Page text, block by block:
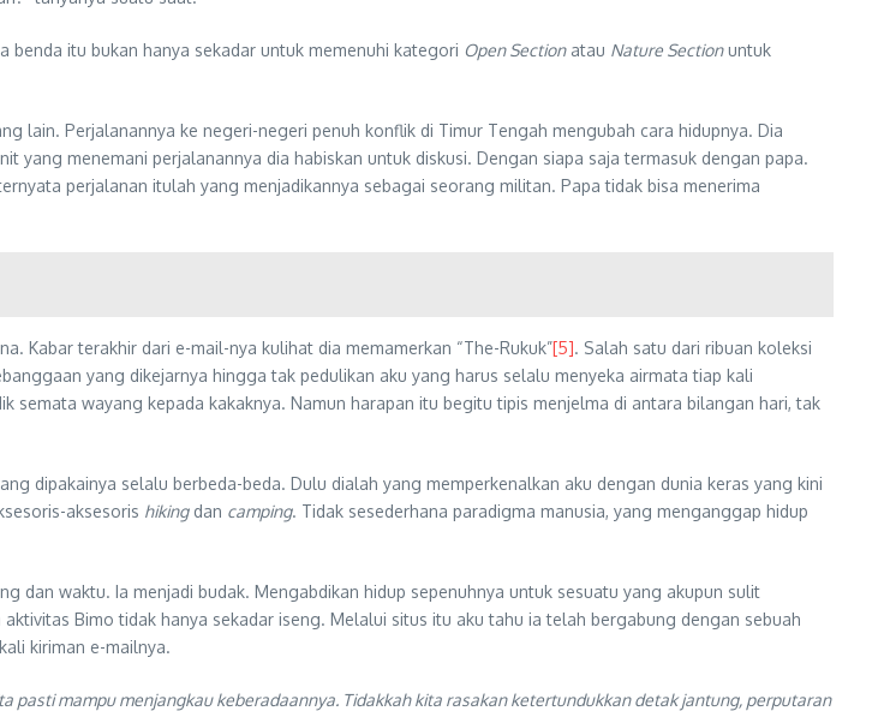
benda itu bukan hanya sekadar untuk memenuhi kategori Open Sectionatau Nature Sectionuntuk
lain. Perjalanannya ke negeri-negeri penuh konflik di Timur Tengah mengubah cara hidupnya. Dia
yang menemani perjalanannya dia habiskan untuk diskusi. Dengan siapa saja termasuk dengan papa.
perjalanan itulah yang menjadikannya sebagai seorang militan. Papa tidak bisa menerima
Kabar terakhir dari e-mail-nya kulihat dia memamerkan “The-Rukuk”[5]. Salah satu dari ribuan koleksi
yang dikejarnya hingga tak pedulikan aku yang harus selalu menyeka airmata tiap kali
wayang kepada kakaknya. Namun harapan itu begitu tipis menjelma di antara bilangan hari, tak
dipakainya selalu berbeda-beda. Dulu dialah yang memperkenalkan aku dengan dunia keras yang kini
aksesoris hikingdan camping. Tidak sesederhana paradigma manusia, yang menganggap hidup
dan waktu. Ia menjadi budak. Mengabdikan hidup sepenuhnya untuk sesuatu yang akupun sulit
Bimo tidak hanya sekadar iseng. Melalui situs itu aku tahu ia telah bergabung dengan sebuah
kiriman e-mailnya.
pasti mampu menjangkau keberadaannya. Tidakkah kita rasakan ketertundukkan detak jantung, perputaran